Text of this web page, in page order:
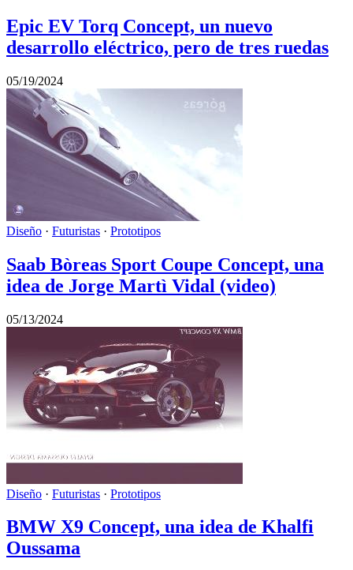
Epic EV Torq Concept, un nuevo
desarrollo eléctrico, pero de tres ruedas
05/19/2024
Diseño · Futuristas · Prototipos
Saab Bòreas Sport Coupe Concept, una
idea de Jorge Martì Vidal (video)
05/13/2024
Diseño · Futuristas · Prototipos
BMW X9 Concept, una idea de Khalfi
Oussama